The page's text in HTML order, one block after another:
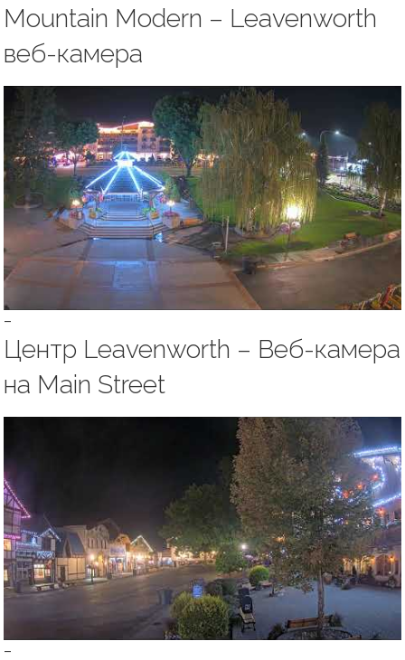
Mountain Modern – Leavenworth
веб-камера
–
Центр Leavenworth – Веб-камера
на Main Street
–